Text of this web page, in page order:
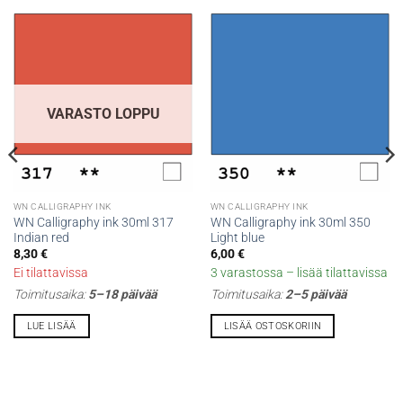
VARASTO LOPPU
WN CALLIGRAPHY INK
WN Calligraphy ink 30ml 317
Indian red
8,30€
Ei tilattavissa
Toimitusaika:5–18 päivää
LUE LISÄÄ
WN CALLIGRAPHY INK
WN Calligraphy ink 30ml 350
Light blue
6,00€
3 varastossa – lisää tilattavissa
Toimitusaika:2–5 päivää
LISÄÄ OSTOSKORIIN